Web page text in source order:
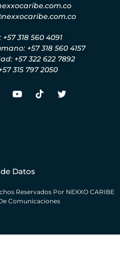
318 560 4091
+57 318 560 4157
+57 322 622 7892
315 797 2050
Datos
Reservados Por NEXXO CARIBE
Comunicaciones